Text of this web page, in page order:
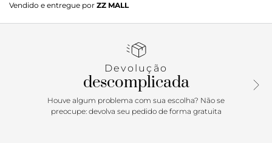
plataforma amadeirado, com contorno inferior em
camurça, e formato arredondado na ponta. Traz tira larga
camurça e tachas metálicas no contorno da vira. Com
Vendido e entregue por ZZ MALL
Devolução
descomplicada
Houve algum problema com sua escolha? Não se
preocupe: devolva seu pedido de forma gratuita